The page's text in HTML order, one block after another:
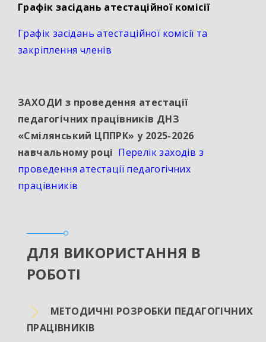
Графік засідань атестаційної комісії
Графік засідань атестаційної комісії та
закріплення членів
ЗАХОДИ з проведення атестації
педагогічних працівників ДНЗ
«Смілянський ЦППРК» у 2025-2026
навчальному році Перелік заходів з
проведення атестації педагогічних
працівників
ДЛЯ ВИКОРИСТАННЯ В
РОБОТІ
МЕТОДИЧНІ РОЗРОБКИ ПЕДАГОГІЧНИХ
ПРАЦІВНИКІВ